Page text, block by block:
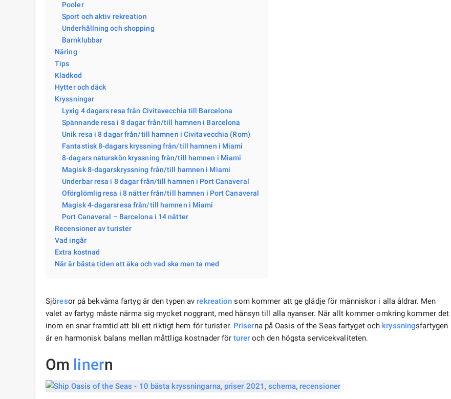
Pooler
Sport och aktiv rekreation
Underhållning och shopping
Barnklubbar
Näring
Tips
Klädkod
Hytter och däck
Kryssningar
Lyxig 4 dagars resa från Civitavecchia till Barcelona
Spännande resa i 8 dagar från/till hamnen i Barcelona
Unik resa i 8 dagar från/till hamnen i Civitavecchia (Rom)
Fantastisk 8-dagars kryssning från/till hamnen i Miami
8-dagars naturskön kryssning från/till hamnen i Miami
Magisk 8-dagarskryssning från/till hamnen i Miami
Underbar resa i 8 dagar från/till hamnen i Port Canaveral
Oförglömlig resa i 8 nätter från/till hamnen i Port Canaveral
Magisk 4-dagarsresa från/till hamnen i Miami
Port Canaveral – Barcelona i 14 nätter
Recensioner av turister
Vad ingår
Extra kostnad
När är bästa tiden att åka och vad ska man ta med
Sjöresor på bekväma fartyg är den typen av rekreation som kommer att ge glädje för människor i alla åldrar. Men
valet av fartyg måste närma sig mycket noggrant, med hänsyn till alla nyanser. När allt kommer omkring kommer det
inom en snar framtid att bli ett riktigt hem för turister. Priserna på Oasis of the Seas-fartyget och kryssningsfartygen
är en harmonisk balans mellan måttliga kostnader förtureroch den högsta servicekvaliteten.
Om linern